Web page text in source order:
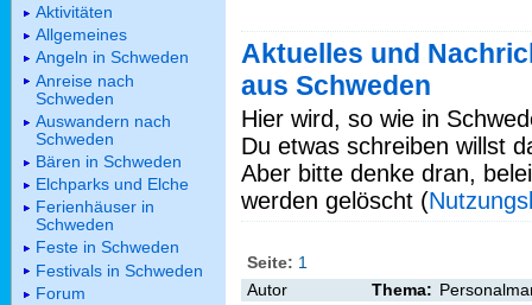
Aktuelles und
aus Schweden
Hier wird, so wie in
Du etwas schreiben willst
Aber bitte denke dran,
werden gelöscht (
Seite: 1
Autor
Thema:
Aktivitäten
Allgemeines
Angeln in Schweden
Anreise nach
Schweden
Auswandern nach
Schweden
Bären in Schweden
Elchparks und Elche
Ferienhäuser in
Schweden
Feste in Schweden
Festivals in Schweden
Forum